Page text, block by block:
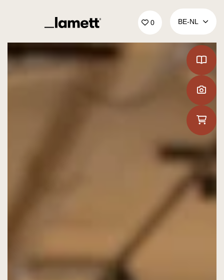
Terug naar home 0 BE‑NL